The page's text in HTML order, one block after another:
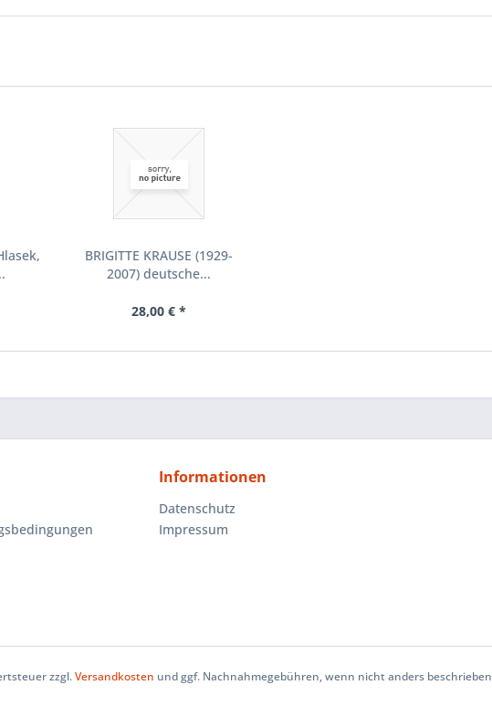
BRIGITTE KRAUSE (1929-
2007) deutsche...
28,00 € *
Informationen
Datenschutz
Impressum
zzgl.Versandkosten und ggf. Nachnahmegebühren, wenn nicht anders beschrieben